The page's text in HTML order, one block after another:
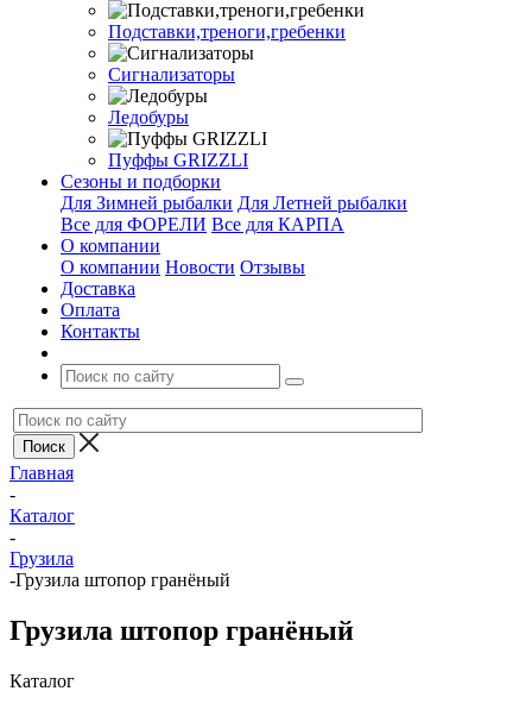
Подставки,треноги,гребенки
Сигнализаторы
Ледобуры
Пуффы GRIZZLI
Сезоны и подборки
Для Зимней рыбалки Для Летней рыбалки
Все для ФОРЕЛИ Все для КАРПА
О компании
О компании Новости Отзывы
Доставка
Оплата
Контакты
Главная
-
Каталог
-
Грузила
-Грузила штопор гранёный
Грузила штопор гранёный
Каталог